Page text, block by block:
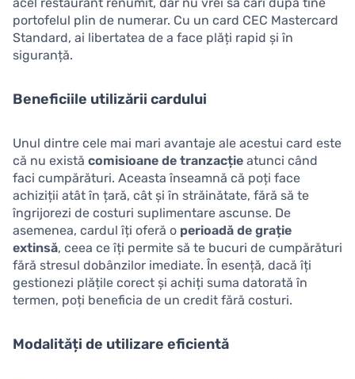
acel restaurant renumit, dar nu vrei să cari după tine
portofelul plin de numerar. Cu un card CEC Mastercard
Standard, ai libertatea de a face plăți rapid și în
siguranță.
Beneficiile utilizării cardului
Unul dintre cele mai mari avantaje ale acestui card este
că nu există comisioane de tranzacție atunci când
faci cumpărături. Aceasta înseamnă că poți face
achiziții atât în țară, cât și în străinătate, fără să te
îngrijorezi de costuri suplimentare ascunse. De
asemenea, cardul îți oferă o perioadă de grație
extinsă, ceea ce îți permite să te bucuri de cumpărături
fără stresul dobânzilor imediate. În esență, dacă îți
gestionezi plățile corect și achiți suma datorată în
termen, poți beneficia de un credit fără costuri.
Modalități de utilizare eficientă